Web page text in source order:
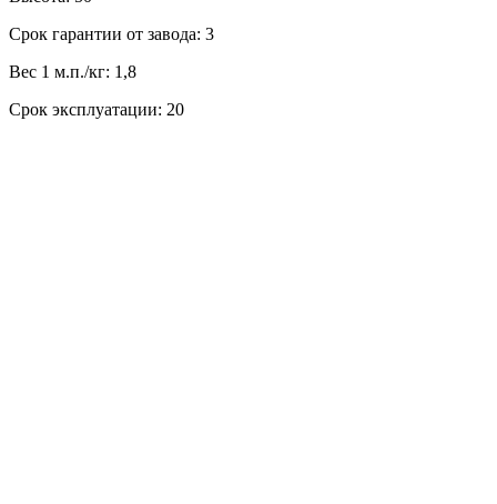
Срок гарантии от завода: 3
Вес 1 м.п./кг: 1,8
Срок эксплуатации: 20